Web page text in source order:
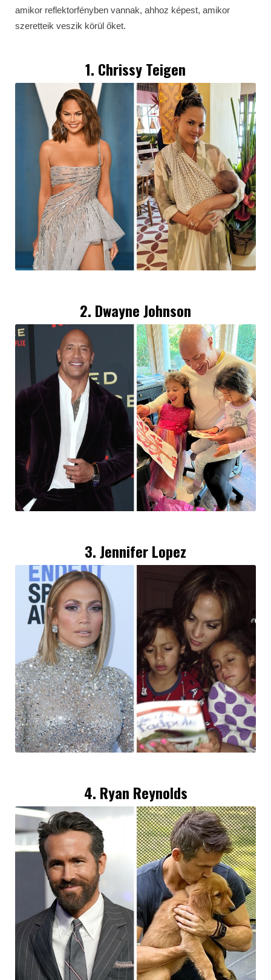
amikor reflektorfényben vannak, ahhoz képest, amikor
szeretteik veszik körül őket.
1. Chrissy Teigen
2. Dwayne Johnson
3. Jennifer Lopez
4. Ryan Reynolds